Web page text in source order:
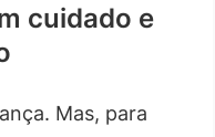
cuidado e
Mas, para